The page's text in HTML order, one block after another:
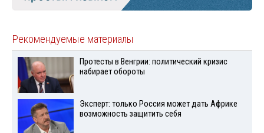
Рекомендуемые материалы
Протесты в Венгрии: политический кризис
набирает обороты
Эксперт: только Россия может дать Африке
возможность защитить себя